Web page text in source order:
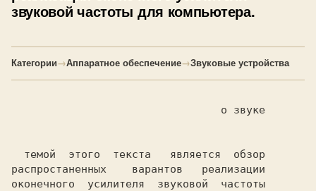
звуковой частоты для компьютера.
Категории→Аппаратное обеспечение→Звуковые устройства
распростаненных    варантов   реализации
оконечного  усилителя  звуковой  частоты